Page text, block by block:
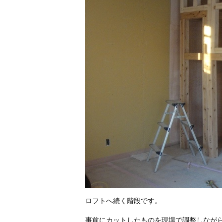
ロフトへ続く階段です。
事前にカットしたものを現場で調整しなが